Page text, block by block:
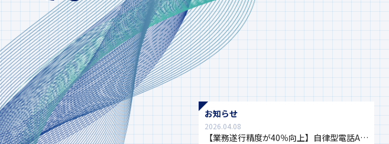
お知らせ
2026.04.08
【業務遂行精度が40％向上】自律型電話A…